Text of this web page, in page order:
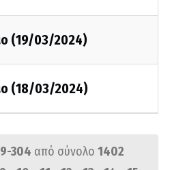
(19/03/2024)
(18/03/2024)
304 από σύνολο 1402